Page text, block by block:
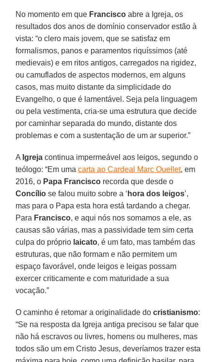
No momento em que Francisco abre a Igreja, os
resultados dos anos de domínio conservador estão à
vista: “o clero mais jovem, que se satisfaz em
formalismos, panos e paramentos riquíssimos (até
medievais) e em ritos antigos, carregados na rigidez,
ou camuflados de aspectos modernos, em alguns
casos, mas muito distante da simplicidade do
Evangelho, o que é lamentável. Seja pela linguagem
ou pela vestimenta, cria-se uma estrutura que decide
por caminhar separada do mundo, distante dos
problemas e com a sustentação de um ar superior.”
A Igreja continua impermeável aos leigos, segundo o
teólogo: “Em umacarta ao Cardeal Marc Ouellet, em
2016, o Papa Francisco recorda que desde o
Concílio se falou muito sobre a ‘ hora dos leigos’,
mas para o Papa esta hora está tardando a chegar.
Para Francisco, e aqui nós nos somamos a ele, as
causas são várias, mas a passividade tem sim certa
culpa do próprio laicato, é um fato, mas também das
estruturas, que não formam e não permitem um
espaço favorável, onde leigos e leigas possam
exercer criticamente e com maturidade a sua
vocação.”
O caminho é retomar a originalidade docristianismo:
“Se na resposta da Igreja antiga precisou se falar que
não há escravos ou livres, homens ou mulheres, mas
todos são um em Cristo Jesus, deveríamos trazer esta